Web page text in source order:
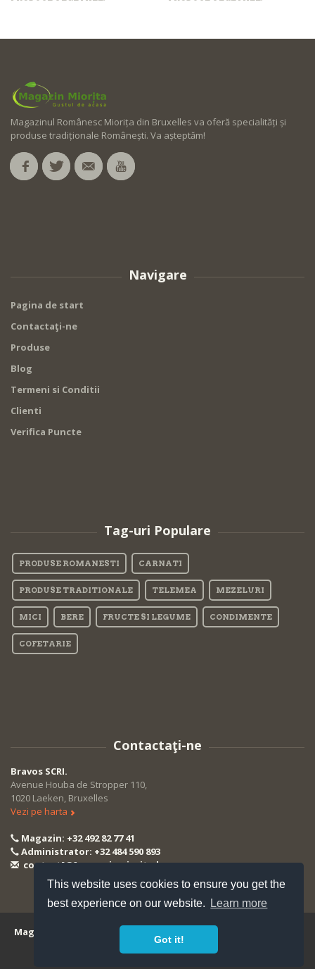
This website uses cookies to ensure you get the
best experience on our website.
Learn more
Got it!
Magazinul Românesc Miorița din Bruxelles va oferă specialități și
produse tradiționale Românești. Va așteptăm!
Navigare
Pagina de start
Contactaţi-ne
Produse
Blog
Termeni si Conditii
Clienti
Verifica Puncte
Tag-uri Populare
PRODUSE ROMANESTI CARNATI
PRODUSE TRADITIONALE TELEMEA MEZELURI
MICI BERE FRUCTE SI LEGUME CONDIMENTE
COFETARIE
Contactaţi-ne
Bravos SCRI.
Avenue Houba de Stropper 110,
1020 Laeken, Bruxelles
Vezi pe harta
Magazin: +32 492 82 77 41
Administrator: +32 484 590 893
contact[@]magazinmiorita.be
Magazin Miorita © Copyright 2015 - 2017. Powered by
B.V.